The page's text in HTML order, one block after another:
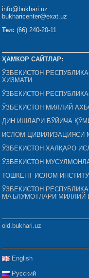
info@bukhari.uz
bukharicenter@exat.uz
Тел: (66) 240-20-11
ҲАМКОР САЙТЛАР:
ЎЗБЕКИСТОН
ХИЗМАТИ
ЎЗБЕКИСТОН
ЎЗБЕКИСТОН МИЛЛИЙ
ДИН ИШЛАРИ БЎЙИЧА
ИСЛОМ ЦИВИЛИЗАЦИЯСИ
ЎЗБЕКИСТОН ХАЛҚАРО
ЎЗБЕКИСТОН
ТОШКЕНТ ИСЛОМ
ЎЗБЕКИСТОН
МАЪЛУМОТЛАРИ МИЛЛИЙ
old.bukhari.uz
English
Русский